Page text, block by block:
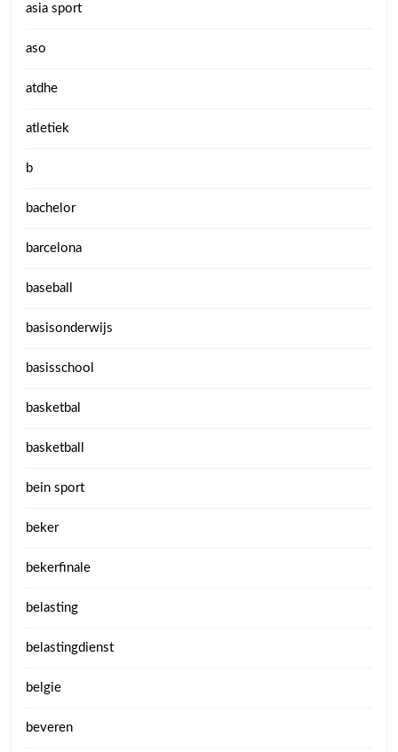
asia sport
aso
atdhe
atletiek
b
bachelor
barcelona
baseball
basisonderwijs
basisschool
basketbal
basketball
bein sport
beker
bekerfinale
belasting
belastingdienst
belgie
beveren